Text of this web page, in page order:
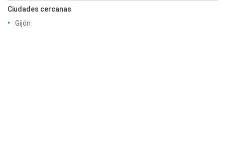
Ciudades cercanas
Gijón